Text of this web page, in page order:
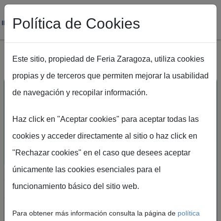
Pasar al contenido principal
UN ESPACIO DE
ENCUENTRO PARA LA
Política de Cookies
Este sitio, propiedad de Feria Zaragoza, utiliza cookies
propias y de terceros que permiten mejorar la usabilidad
de navegación y recopilar información.
Haz click en "Aceptar cookies" para aceptar todas las
cookies y acceder directamente al sitio o haz click en
"Rechazar cookies" en el caso que desees aceptar
únicamente las cookies esenciales para el
funcionamiento básico del sitio web.
Para obtener más información consulta la página de política